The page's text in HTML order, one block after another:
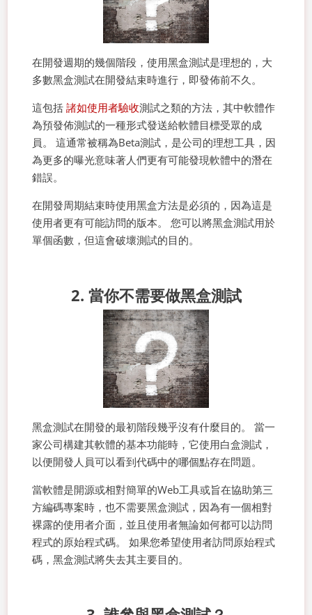
在開發週期的幾個階段，使用黑盒測試是理想的，大
多數黑盒測試在開發結束時進行，即發佈前不久。
這包括諸如使用者驗收測試之類的方法，其中軟體作
為預發佈測試的一種形式發送給軟體目標受眾的成
員。 這通常被稱為Beta測試，是公司的理想工具，因
為更多的曝光意味著人們更有可能發現軟體中的潛在
錯誤。
在開發周期結束時使用黑盒方法是必須的，因為這是
使用者更有可能訪問的版本。 您可以將黑盒測試用於
單個函數，但這會破壞測試的目的。
2. 當你不需要做黑盒測試
黑盒測試在開發的最初階段幾乎沒有什麼目的。 當一
家公司構建其軟體的基本功能時，它使用白盒測試，
以便開發人員可以看到代碼中的哪個點存在問題。
當軟體是開源或相對簡單的Web工具或旨在協助第三
方編碼專案時，也不需要黑盒測試，因為有一個相對
裸露的使用者介面，並且使用者無論如何都可以訪問
程式的原始程式碼。 如果您希望使用者訪問原始程式
碼，黑盒測試將失去其主要目的。